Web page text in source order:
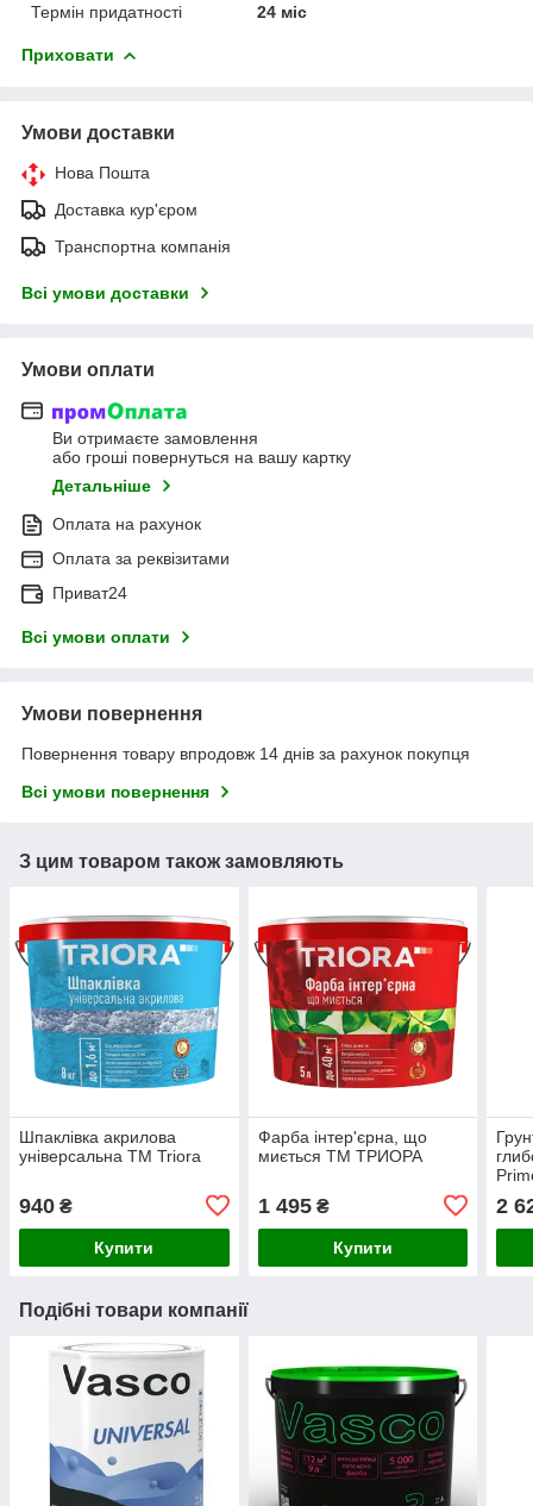
Термін придатності
24 міс
Приховати
Умови доставки
Нова Пошта
Доставка кур'єром
Транспортна компанія
Всі умови доставки
Умови оплати
Ви отримаєте замовлення
або гроші повернуться на вашу картку
Детальніше
Оплата на рахунок
Оплата за реквізитами
Приват24
Всі умови оплати
Умови повернення
Повернення товару впродовж 14 днів за рахунок покупця
Всі умови повернення
З цим товаром також замовляють
Шпаклівка акрилова
універсальна ТМ Triora
940 ₴
Купити
Фарба інтер'єрна, що
миється ТМ ТРИОРА
1 495₴
Купити
2
Подібні товари компанії